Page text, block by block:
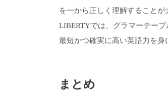
を一から正しく理解することが
LIBERTYでは、グラマーテー
最短かつ確実に高い英語力を身
まとめ